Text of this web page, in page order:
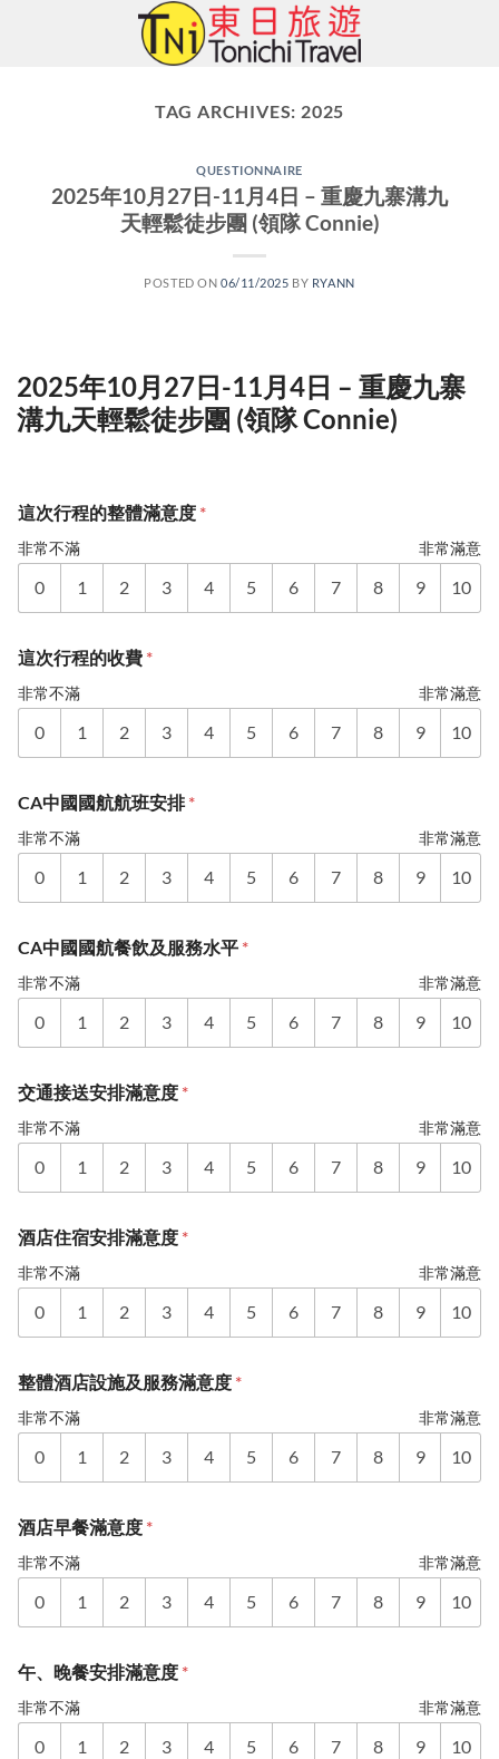
TAG ARCHIVES: 2025
QUESTIONNAIRE
2025年10月27日-11月4日 – 重慶九寨溝九
天輕鬆徒步團 (領隊 Connie)
POSTED ON 06/11/2025 BY RYANN
2025年10月27日-11月4日 – 重慶九寨
溝九天輕鬆徒步團 (領隊 Connie)
這次行程的整體滿意度 *
非常不滿 非常滿意
0 1 2 3 4 5 6 7 8 9 10
這次行程的收費 *
非常不滿 非常滿意
0 1 2 3 4 5 6 7 8 9 10
CA中國國航航班安排*
非常不滿 非常滿意
0 1 2 3 4 5 6 7 8 9 10
CA中國國航餐飲及服務水平 *
非常不滿 非常滿意
0 1 2 3 4 5 6 7 8 9 10
交通接送安排滿意度 *
非常不滿 非常滿意
0 1 2 3 4 5 6 7 8 9 10
酒店住宿安排滿意度 *
非常不滿 非常滿意
0 1 2 3 4 5 6 7 8 9 10
整體酒店設施及服務滿意度 *
非常不滿 非常滿意
0 1 2 3 4 5 6 7 8 9 10
酒店早餐滿意度 *
非常不滿 非常滿意
0 1 2 3 4 5 6 7 8 9 10
午、晚餐安排滿意度 *
非常不滿 非常滿意
0 1 2 3 4 5 6 7 8 9 10